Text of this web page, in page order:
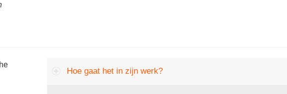
Hoe gaat het in zijn werk?